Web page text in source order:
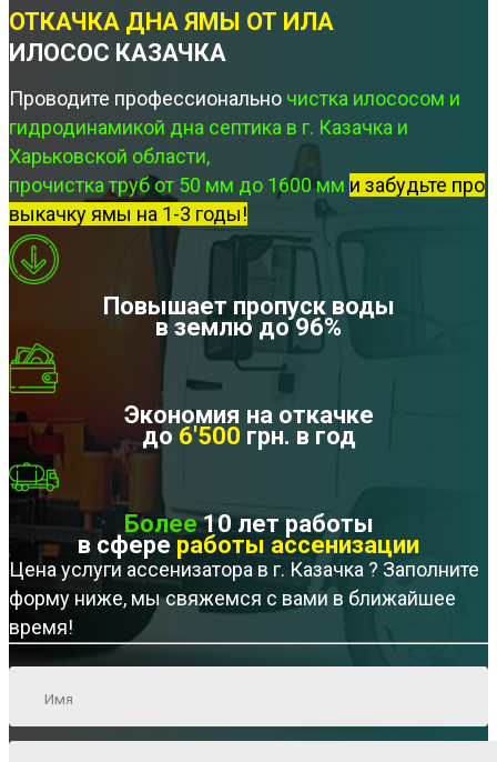
ОТКАЧКА ДНА ЯМЫ ОТ ИЛА
ИЛОСОС КАЗАЧКА
Проводите профессионально чистка илососом и
гидродинамикой дна септика в г. Казачка и
Харьковской области,
прочистка труб от 50 мм до 1600 мм и забудьте про
выкачку ямы на 1-3 годы!
Повышает пропуск воды
в землю до 96%
Экономия на откачке
до 6'500 грн. в год
Более10 лет работы
в сфере работы ассенизации
Цена услуги ассенизатора в г. Казачка ? Заполните
форму ниже, мы свяжемся с вами в ближайшее
время!